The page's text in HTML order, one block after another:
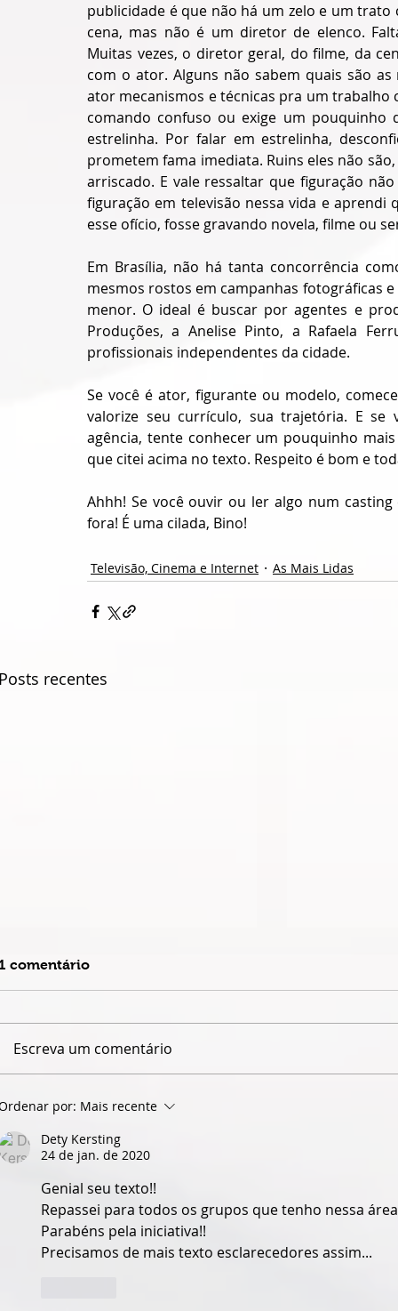
publicidade é que não há um zelo e um
cena, mas não é um diretor de elenco.
Muitas vezes, o diretor geral, do filme, da
com o ator. Alguns não sabem quais são
ator mecanismos e técnicas pra um
comando confuso ou exige um
estrelinha. Por falar em estrelinha,
prometem fama imediata. Ruins eles não
arriscado. E vale ressaltar que figuração
figuração em televisão nessa vida e
esse ofício, fosse gravando novela, filme ou
Em Brasília, não há tanta concorrência
mesmos rostos em campanhas fotográficas
menor. O ideal é buscar por agentes e
Produções, a Anelise Pinto, a Rafaela
profissionais independentes da cidade.
Se você é ator, figurante ou modelo,
valorize seu currículo, sua trajetória. E
agência, tente conhecer um pouquinho
que citei acima no texto. Respeito é bom e
Ahhh! Se você ouvir ou ler algo num
fora! É uma cilada, Bino!
Televisão, Cinema e Internet As Mais Lidas
recentes
QUANDO O NOME JAIME
GOIÁS PERDE UM POUCO
DA PRÓPRIA HISTÓRIA
comentário
Escreva um comentário
por: Mais recente
Dety Kersting
24 de jan. de 2020
Genial seu texto!!
Repassei para todos os grupos que tenho nessa
Parabéns pela iniciativa!!
Precisamos de mais texto esclarecedores assim...